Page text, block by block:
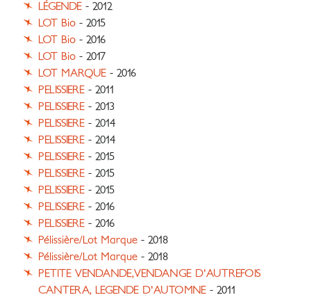
LÉGENDE - 2012
LOT Bio - 2015
LOT Bio - 2016
LOT Bio - 2017
LOT MARQUE - 2016
PELISSIERE - 2011
PELISSIERE - 2013
PELISSIERE - 2014
PELISSIERE - 2014
PELISSIERE - 2015
PELISSIERE - 2015
PELISSIERE - 2015
PELISSIERE - 2016
PELISSIERE - 2016
Pélissière/Lot Marque - 2018
Pélissière/Lot Marque - 2018
PETITE VENDANDE,VENDANGE D'AUTREFOIS
CANTERA, LEGENDE D'AUTOMNE - 2011